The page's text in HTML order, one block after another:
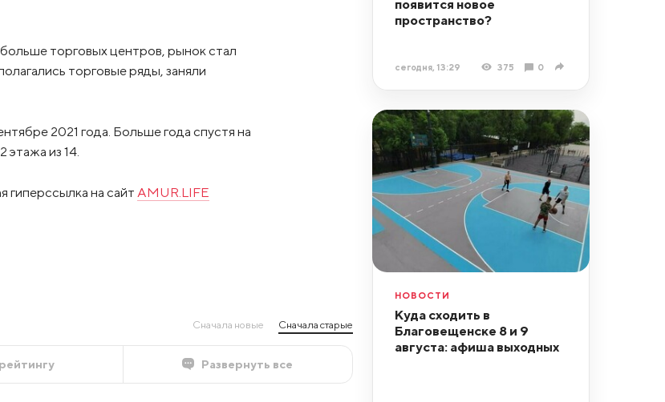
торговых центров, рынок стал
торговые ряды, заняли
2021 года. Больше года спустя на
из 14.
гиперссылка на сайт AMUR.LIFE
Сначала новые Сначала старые
Развернуть все
появится новое
пространство?
сегодня, 13:29 375 0
НОВОСТИ
Куда сходить в
Благовещенске 8 и 9
августа: афиша выходных